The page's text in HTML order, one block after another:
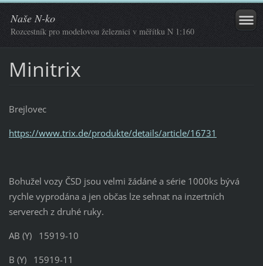
Naše N-ko
Rozcestník pro modelovou železnici v měřítku N 1:160
Minitrix
Brejlovec
https://www.trix.de/produkte/details/article/16731
Bohužel vozy ČSD jsou velmi žádáné a série 1000ks bývá
rychle vyprodána a jen občas lze sehnat na inzertních
serverech z druhé ruky.
AB (Y) 15919-10
B (Y) 15919-11